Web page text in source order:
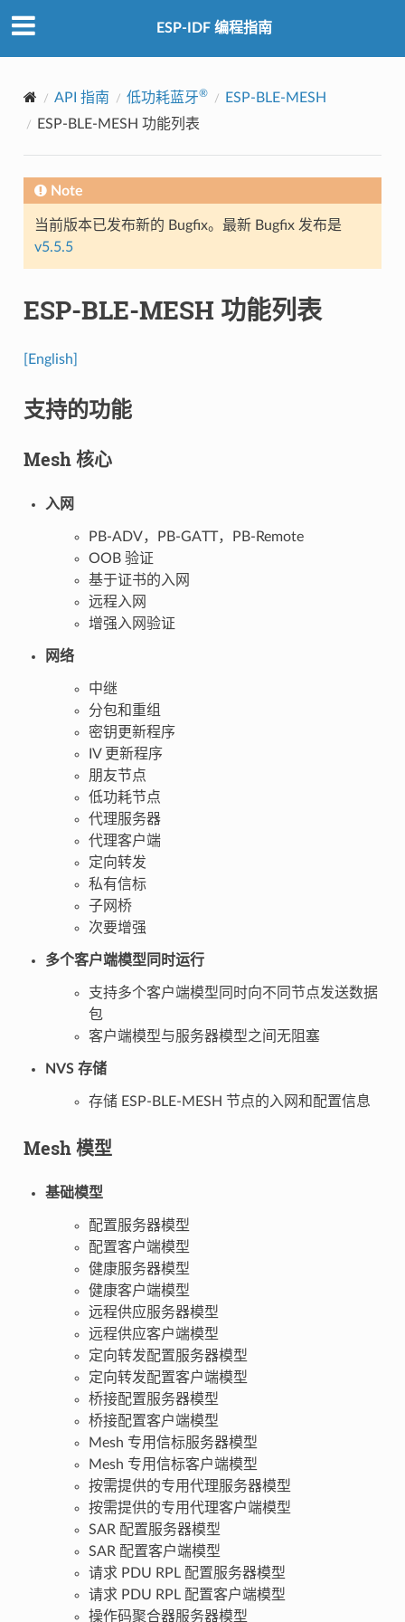
ESP-IDF 编程指南
API 指南 低功耗蓝牙®
ESP-BLE-MESH
ESP-BLE-MESH 功能列表
Note
当前版本已发布新的 Bugfix。最新 Bugfix 发布是
v5.5.5
ESP-BLE-MESH 功能列表
[English]
支持的功能
Mesh 核心
入网
PB-ADV，PB-GATT，PB-Remote
OOB 验证
基于证书的入网
远程入网
增强入网验证
网络
中继
分包和重组
密钥更新程序
IV 更新程序
朋友节点
低功耗节点
代理服务器
代理客户端
定向转发
私有信标
子网桥
次要增强
多个客户端模型同时运行
支持多个客户端模型同时向不同节点发送数据
包
客户端模型与服务器模型之间无阻塞
NVS 存储
存储 ESP-BLE-MESH 节点的入网和配置信息
Mesh 模型
基础模型
配置服务器模型
配置客户端模型
健康服务器模型
健康客户端模型
远程供应服务器模型
远程供应客户端模型
定向转发配置服务器模型
定向转发配置客户端模型
桥接配置服务器模型
桥接配置客户端模型
Mesh 专用信标服务器模型
Mesh 专用信标客户端模型
按需提供的专用代理服务器模型
按需提供的专用代理客户端模型
SAR 配置服务器模型
SAR 配置客户端模型
请求 PDU RPL 配置服务器模型
请求 PDU RPL 配置客户端模型
操作码聚合器服务器模型